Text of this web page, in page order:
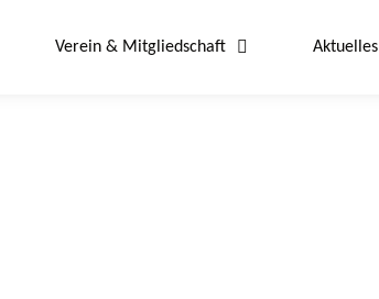
Verein & Mitgliedschaft Aktuelles